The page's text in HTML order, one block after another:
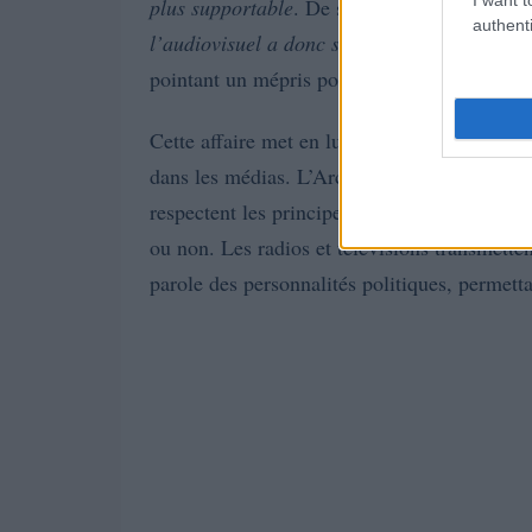
plus supportable. De son côté, Jordan
l’audiovisuel a donc sciemment mis à
pointant un mépris pour la représentation
Cette affaire met en lumière les enjeux
dans les médias. L’Arcom, en tant que
respectent les principes de
ou non. Les radios et télévisions
parole des personnalités politiques,